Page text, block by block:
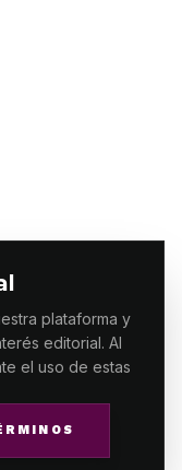
plataforma y
editorial. Al
el uso de estas